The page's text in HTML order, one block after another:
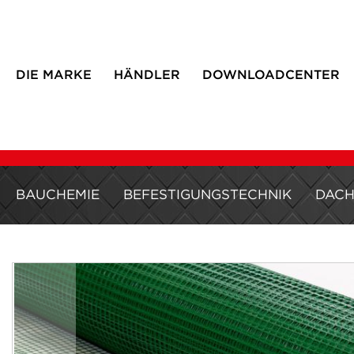
DIE MARKE HÄNDLER DOWNLOADCENTER
BAUCHEMIE BEFESTIGUNGSTECHNIK DACH
Zum
Ende
der
Bildergalerie
springen